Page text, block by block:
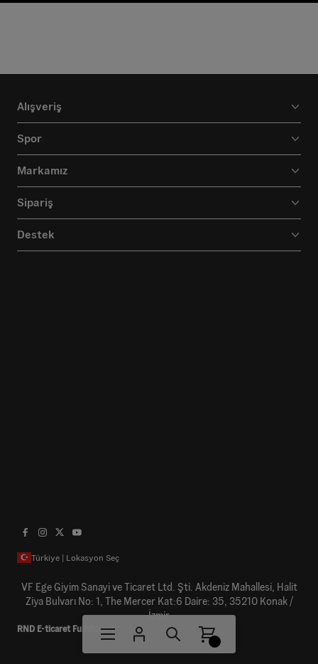
Alışveriş
Spor
Markamız
Sipariş
Destek
Türkiye | Lokasyon Seç
VF Ege Giyim Sanayi ve Ticaret Ltd. Şti. Akdeniz Mahallesi, Halit
Ziya Bulvarı No: 1, The Mercer Kat:6 Daire: 35, 35210 Konak /
İzmir
RND E-ticaret Fulfillment